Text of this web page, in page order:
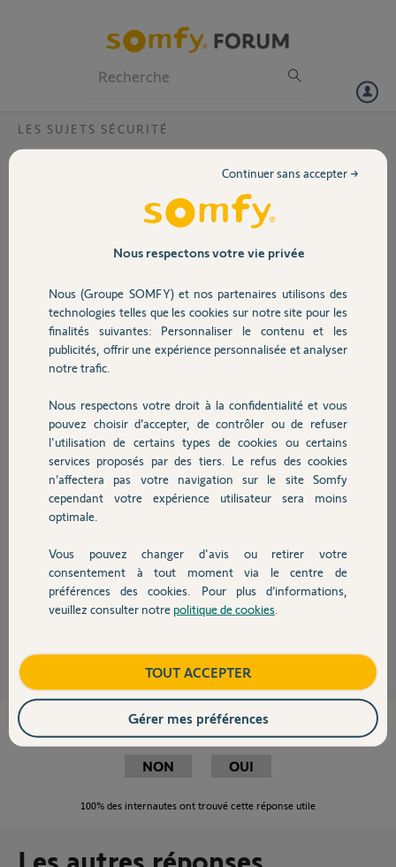
Volet
Sécurité
Domotique
Chauffage
Autres produits
Devis avec un pro
Contact
LES SUJETS SÉCURITÉ
J'ai une alarme PROTEXIOM (gamme Grise), l'application android
Comment cela se fait il ?
Nicolas C.
il y a plus de 8 ans
Participer au fil de discussion
Bonjour Nicolas,
Suite à un souci administratif, nous avons dépublié temporairement
l'application Alarme Somfy du Playstore. Nos équipes sont sur le pont
pour résoudre le plus rapidement possible ce problème et republié
Je reviendrai vers vous dès que l'application sera à nouveau disponible.
Bonne journée,
Cette réponse vous a-t-elle aidé ?
NON OUI
100% des internautes ont trouvé cette réponse utile
Les autres réponses
Nous respectons votre vie privée
Nous (Groupe SOMFY) et nos partenaires utilisons des
technologies telles que les cookies sur notre site pour les
finalités suivantes: Personnaliser le contenu et les
publicités, offrir une expérience personnalisée et analyser
notre trafic.
Nous respectons votre droit à la confidentialité et vous
pouvez choisir d’accepter, de contrôler ou de refuser
l'utilisation de certains types de cookies ou certains
services proposés par des tiers. Le refus des cookies
n’affectera pas votre navigation sur le site Somfy
cependant votre expérience utilisateur sera moins
optimale.
Vous pouvez changer d'avis ou retirer votre
consentement à tout moment via le centre de
préférences des cookies. Pour plus d’informations,
veuillez consulter notre politique de cookies
Continuer sans accepter →
TOUT ACCEPTER
Gérer mes préférences